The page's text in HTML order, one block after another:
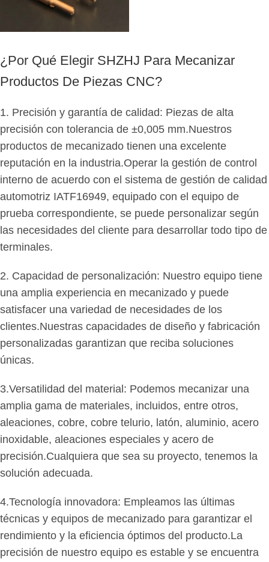
¿Por Qué Elegir SHZHJ Para Mecanizar
Productos De Piezas CNC?
1. Precisión y garantía de calidad: Piezas de alta
precisión con tolerancia de ±0,005 mm.Nuestros
productos de mecanizado tienen una excelente
reputación en la industria.Operar la gestión de control
interno de acuerdo con el sistema de gestión de calidad
automotriz IATF16949, equipado con el equipo de
prueba correspondiente, se puede personalizar según
las necesidades del cliente para desarrollar todo tipo de
terminales.
2. Capacidad de personalización: Nuestro equipo tiene
una amplia experiencia en mecanizado y puede
satisfacer una variedad de necesidades de los
clientes.Nuestras capacidades de diseño y fabricación
personalizadas garantizan que reciba soluciones
únicas.
3.Versatilidad del material: Podemos mecanizar una
amplia gama de materiales, incluidos, entre otros,
aleaciones, cobre, cobre telurio, latón, aluminio, acero
inoxidable, aleaciones especiales y acero de
precisión.Cualquiera que sea su proyecto, tenemos la
solución adecuada.
4.Tecnología innovadora: Empleamos las últimas
técnicas y equipos de mecanizado para garantizar el
rendimiento y la eficiencia óptimos del producto.La
precisión de nuestro equipo es estable y se encuentra